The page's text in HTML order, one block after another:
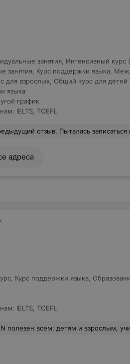
занятия Интенсивный курс
занятия Курс поддержки языка
для взрослых Общий курс для детей
языка
график
: IELTS TOEFL
ожидания, сообщив, что занятия начнутся после 16.10 по мере формирования группы, численность которой не будет превышать 4-5 человек, обещали поставить в известность заранее. Однако, прождав до конца октября, я осмелилась им перезвонить, меня проинформировали, что набор в группу ещё открыт и осталось добрать одного человека, поэтому ожидание не займёт много времени. Когда начался и
адреса
Курс поддержки языка
: IELTS TOEFL
и всегда вовлекающий в обсуждение и действие. Проблема школьного и университетского образования в том, что часто учителя озабочены тем, что нужно пройти программу, а на то, чтобы ученики использовали выученные элементы языка в речи (которая важна для ученика!) не хватает времени. В